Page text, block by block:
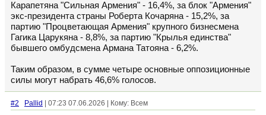
Карапетяна "Сильная Армения" - 16,4%, за блок "Армения"
экс-президента страны Роберта Кочаряна - 15,2%, за
партию "Процветающая Армения" крупного бизнесмена
Гагика Царукяна - 8,8%, за партию "Крылья единства"
бывшего омбудсмена Армана Татояна - 6,2%.
Таким образом, в сумме четыре основные оппозиционные
силы могут набрать 46,6% голосов.
#2 Pallid | 07:23 07.06.2026 | Кому: Всем